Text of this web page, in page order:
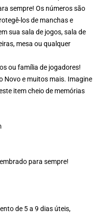
sempre! Os números são
los de manchas e
sua sala de jogos, sala de
mesa ou qualquer
ou família de jogadores!
Novo e muitos mais. Imagine
item cheio de memórias
para sempre!
de 5 a 9 dias úteis,